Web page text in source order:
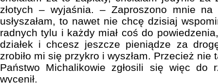
złotych – wyjaśnia. – Zaproszono mnie
usłyszałam, to nawet nie chcę dzisiaj
radnych tylu i każdy miał coś do
działek i chcesz jeszcze pieniądze za
zrobiło mi się przykro i wyszłam. Przecież nie
Państwo Michalikowie zgłosili się więc do
wycenił.